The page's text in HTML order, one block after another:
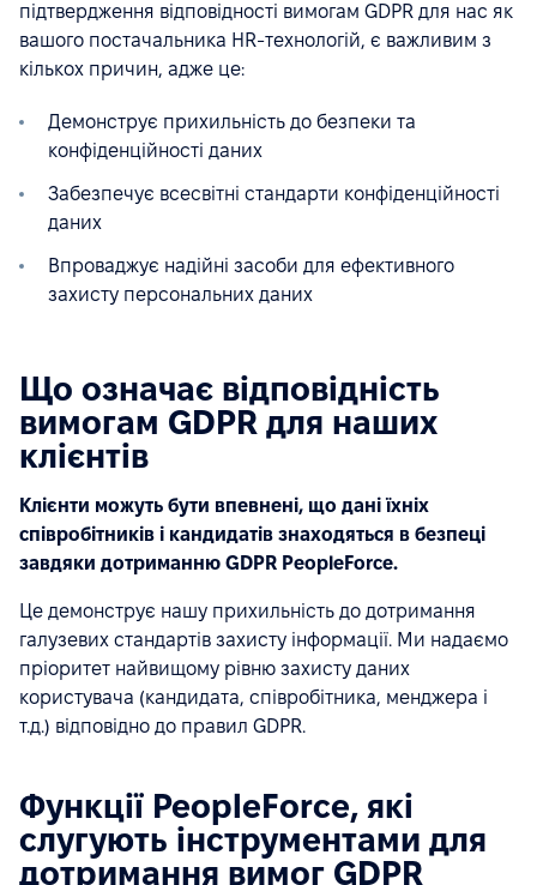
підтвердження відповідності вимогам GDPR для нас як
вашого постачальника HR-технологій, є важливим з
кількох причин, адже це:
Демонструє прихильність до безпеки та
конфіденційності даних
Забезпечує всесвітні стандарти конфіденційності
даних
Впроваджує надійні засоби для ефективного
захисту персональних даних
Що означає відповідність
вимогам GDPR для наших
клієнтів
Клієнти можуть бути впевнені, що дані їхніх
співробітників і кандидатів знаходяться в безпеці
завдяки дотриманню GDPR PeopleForce.
Це демонструє нашу прихильність до дотримання
галузевих стандартів захисту інформації. Ми надаємо
пріоритет найвищому рівню захисту даних
користувача (кандидата, співробітника, менджера і
т.д.) відповідно до правил GDPR.
Функції PeopleForce, які
слугують інструментами для
дотримання вимог GDPR